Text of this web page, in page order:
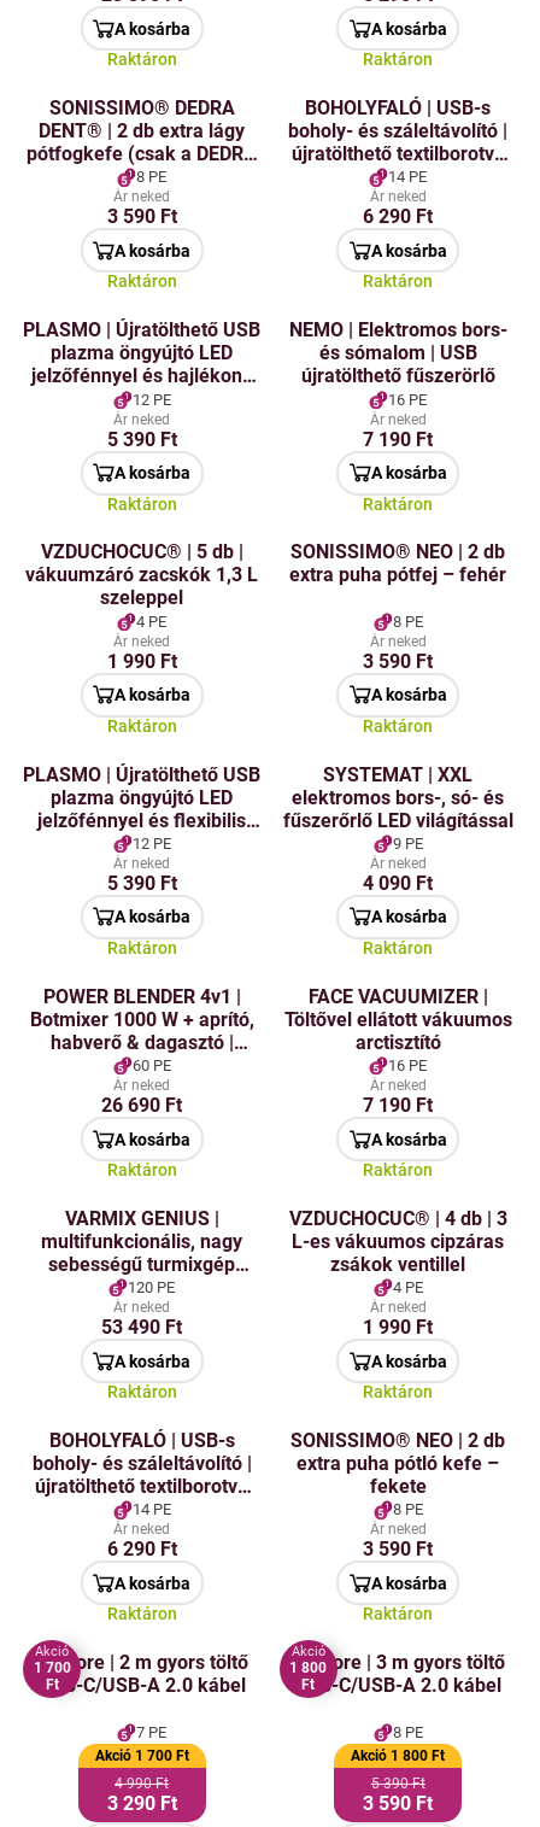
A kosárba
Raktáron
A kosárba
Raktáron
SONISSIMO® DEDRA
DENT® | 2 db extra lágy
pótfogkefe (csak a DEDRA
DENT® – régi típusú
készülékhez)
8 PE
Ár neked
3 590 Ft
A kosárba
Raktáron
BOHOLYFALÓ | USB-s
boholy- és száleltávolító |
újratölthető textilborotva
csatlakozóval | rózsaszín
14 PE
Ár neked
6 290 Ft
A kosárba
Raktáron
PLASMO | Újratölthető USB
plazma öngyújtó LED
jelzőfénnyel és hajlékony
nyakkal | fekete
12 PE
Ár neked
5 390 Ft
A kosárba
Raktáron
NEMO | Elektromos bors-
és sómalom | USB
újratölthető fűszerörlő
16 PE
Ár neked
7 190 Ft
A kosárba
Raktáron
VZDUCHOCUC® | 5 db |
vákuumzáró zacskók 1,3 L
szeleppel
4 PE
Ár neked
1 990 Ft
A kosárba
Raktáron
SONISSIMO® NEO | 2 db
extra puha pótfej – fehér
8 PE
Ár neked
3 590 Ft
A kosárba
Raktáron
PLASMO | Újratölthető USB
plazma öngyújtó LED
jelzőfénnyel és flexibilis
nyakkal | platina
12 PE
Ár neked
5 390 Ft
A kosárba
Raktáron
SYSTEMAT | XXL
elektromos bors-, só- és
fűszerőrlő LED világítással
9 PE
Ár neked
4 090 Ft
A kosárba
Raktáron
POWER BLENDER 4v1 |
Botmixer 1000 W + aprító,
habverő & dagasztó |
csendes motor & turbo
teljesítmény
60 PE
Ár neked
26 690 Ft
A kosárba
Raktáron
FACE VACUUMIZER |
Töltővel ellátott vákuumos
arctisztító
16 PE
Ár neked
7 190 Ft
A kosárba
Raktáron
VARMIX GENIUS |
multifunkcionális, nagy
sebességű turmixgép
főzéssel & 11 programmal
| edény 1,75 L | 32 000
ford./perc
120 PE
Ár neked
53 490 Ft
A kosárba
Raktáron
VZDUCHOCUC® | 4 db | 3
L-es vákuumos cipzáras
zsákok ventillel
4 PE
Ár neked
1 990 Ft
A kosárba
Raktáron
BOHOLYFALÓ | USB-s
boholy- és száleltávolító |
újratölthető textilborotva
csatlakozóval | lila
14 PE
Ár neked
6 290 Ft
A kosárba
Raktáron
SONISSIMO® NEO | 2 db
extra puha pótló kefe –
fekete
8 PE
Ár neked
3 590 Ft
A kosárba
Raktáron
Akció
1 700
Ft
AluCore | 2 m gyors töltő
USB-C/USB-A 2.0 kábel
7 PE
Akció 1 700 Ft
4 990 Ft
3 290 Ft
Akció
1 800
Ft
AluCore | 3 m gyors töltő
USB-C/USB-A 2.0 kábel
8 PE
Akció 1 800 Ft
5 390 Ft
3 590 Ft